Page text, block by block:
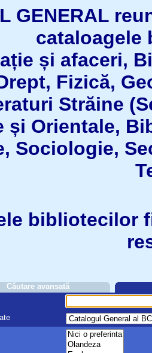
GENERAL
și afaceri,
Fizică,
Străine
și Orientale,
Sociologie,
bibliotecilor
Căutare avansată